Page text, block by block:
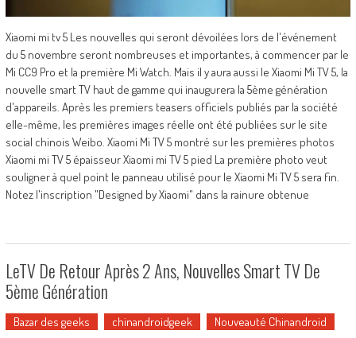
Xiaomi mi tv 5 Les nouvelles qui seront dévoilées lors de l'événement
du 5 novembre seront nombreuses et importantes, à commencer par le
Mi CC9 Pro et la première Mi Watch. Mais il y aura aussi le Xiaomi Mi TV 5, la
nouvelle smart TV haut de gamme qui inaugurera la 5ème génération
d'appareils. Après les premiers teasers officiels publiés par la société
elle-même, les premières images réelle ont été publiées sur le site
social chinois Weibo. Xiaomi Mi TV 5 montré sur les premières photos
Xiaomi mi TV 5 épaisseur Xiaomi mi TV 5 pied La première photo veut
souligner à quel point le panneau utilisé pour le Xiaomi Mi TV 5 sera fin.
Notez l'inscription "Designed by Xiaomi" dans la rainure obtenue
LeTV De Retour Après 2 Ans, Nouvelles Smart TV De
5ème Génération
Bazar des geeks chinandroidgeek Nouveauté Chinandroid